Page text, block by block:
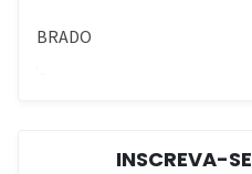
INSCREVA-SE